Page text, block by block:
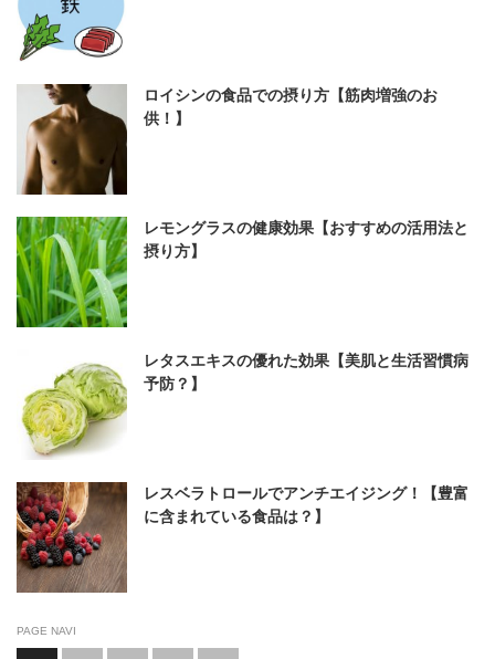
ロイシンの食品での摂り方【筋肉増強のお
供！】
レモングラスの健康効果【おすすめの活用法と
摂り方】
レタスエキスの優れた効果【美肌と生活習慣病
予防？】
レスベラトロールでアンチエイジング！【豊富
に含まれている食品は？】
PAGE NAVI